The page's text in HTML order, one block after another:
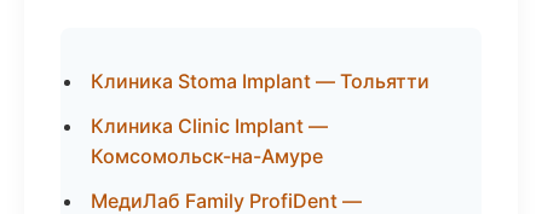
Клиника Stoma Implant — Тольятти
Клиника Clinic Implant —
Комсомольск-на-Амуре
МедиЛаб Family ProfiDent —